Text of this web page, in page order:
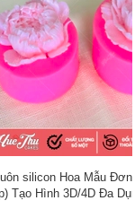
silicon Hoa Mẫu Đơn
Tạo Hình 3D/4D Đa